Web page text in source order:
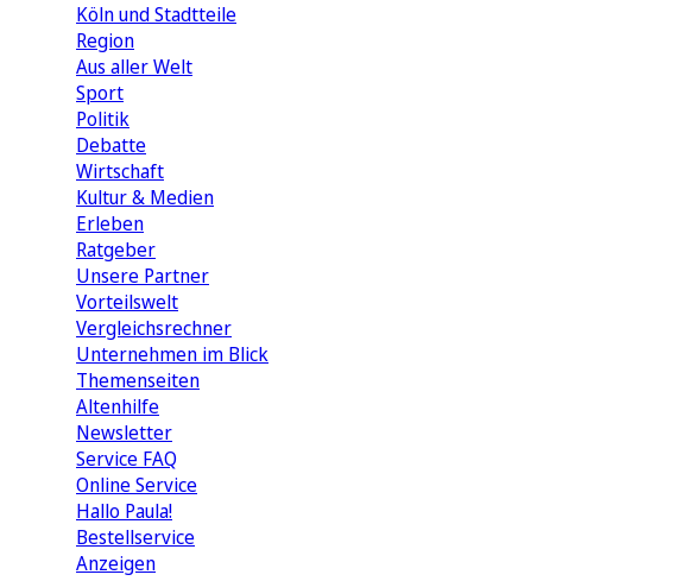
Köln und Stadtteile
Region
Aus aller Welt
Sport
Politik
Debatte
Wirtschaft
Kultur & Medien
Erleben
Ratgeber
Unsere Partner
Vorteilswelt
Vergleichsrechner
Unternehmen im Blick
Themenseiten
Altenhilfe
Newsletter
Service FAQ
Online Service
Hallo Paula!
Bestellservice
Anzeigen